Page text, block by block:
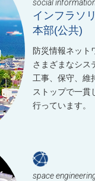
social
インフラソ
本部(公共)
防災情報ネット
さまざまなシス
工事、保守、維
ストップで一貫
行っています。
space